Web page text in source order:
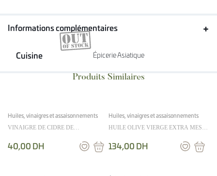
Informations complémentaires
Cuisine Épicerie Asiatique
Huiles, vinaigres et assaisonnements
VINAIGRE DE CIDRE DE
40,00 DH
Huiles, vinaigres et assaisonnements
HUILE OLIVE VIERGE EXTRA MES
134,00 DH